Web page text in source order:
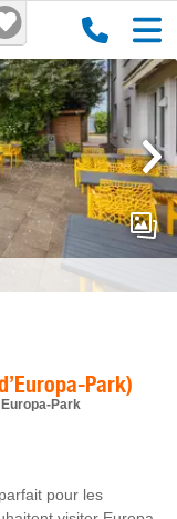
Park)
Europa-Park
pour les